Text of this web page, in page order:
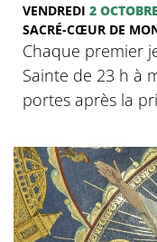
VENDREDI 2 OCTOBRE
SACRÉ-CŒUR DE
Chaque premier
Sainte de 23 h à
portes après la